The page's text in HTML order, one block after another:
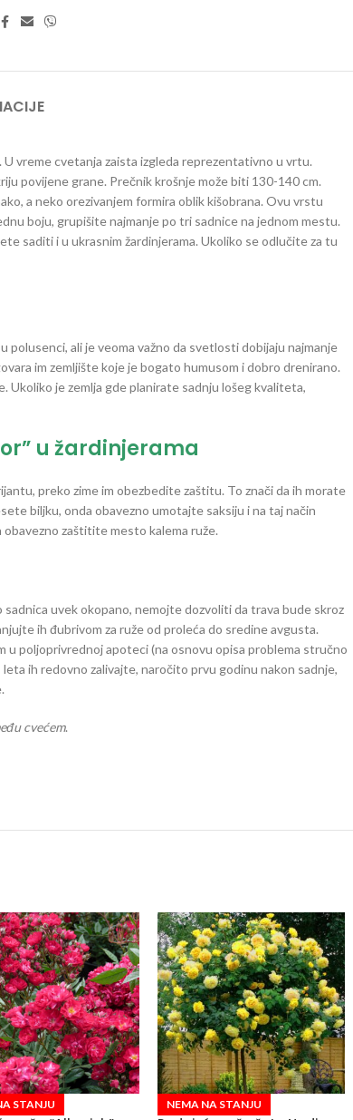
vreme cvetanja zaista izgleda reprezentativno u vrtu.
povijene grane. Prečnik krošnje može biti 130-140 cm.
a neko orezivanjem formira oblik kišobrana. Ovu vrstu
boju, grupišite najmanje po tri sadnice na jednom mestu.
saditi i u ukrasnim žardinjerama. Ukoliko se odlučite za tu
polusenci, ali je veoma važno da svetlosti dobijaju najmanje
im zemljište koje je bogato humusom i dobro drenirano.
Ukoliko je zemlja gde planirate sadnju lošeg kvaliteta,
u žardinjerama
preko zime im obezbedite zaštitu. To znači da ih morate
biljku, onda obavezno umotajte saksiju i na taj način
zaštitite mesto kalema ruže.
uvek okopano, nemojte dozvoliti da trava bude skroz
ih đubrivom za ruže od proleća do sredine avgusta.
u poljoprivrednoj apoteci (na osnovu opisa problema stručno
ih redovno zalivajte, naročito prvu godinu nakon sadnje,
cvećem.
STANJU NEMA NA STANJU